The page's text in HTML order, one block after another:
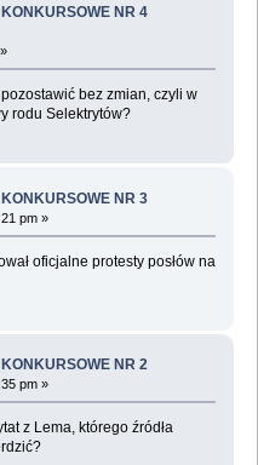
KONKURSOWE NR 4
bez zmian, czyli w
rodu Selektrytów?
NR 3
pm »
oficjalne protesty posłów na
KONKURSOWE NR 2
pm »
z Lema, którego źródła